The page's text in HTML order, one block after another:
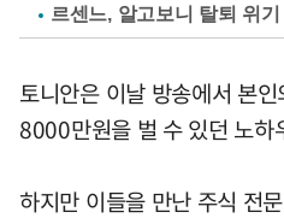
르센느, 알고보니 탈퇴 위
토니안은 이날 방송에서 본
8000만원을 벌 수 있던 노하
하지만 이들을 만난 주식 전